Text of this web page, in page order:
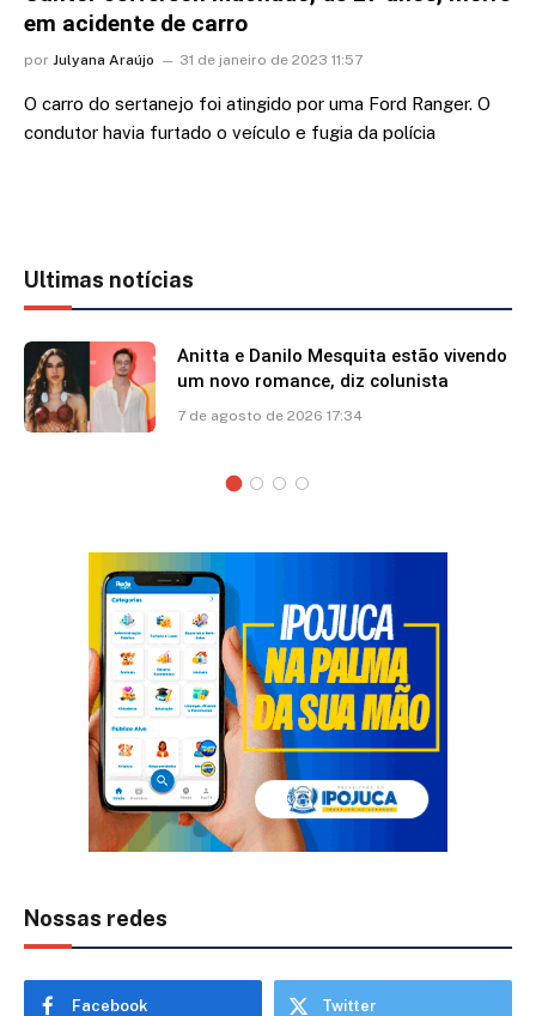
em acidente de carro
por Julyana Araújo 31 de janeiro de 2023 11:57
O carro do sertanejo foi atingido por uma Ford Ranger. O
condutor havia furtado o veículo e fugia da polícia
Ultimas notícias
Anitta e Danilo Mesquita estão vivendo
um novo romance, diz colunista
7 de agosto de 2026 17:34
Nossas redes
Facebook Twitter